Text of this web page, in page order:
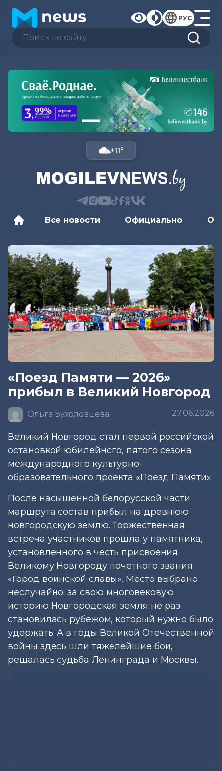
РУС
+11°
Все новости Официально
«Поезд Памяти — 2026»
прибыл в Великий Новгород
Ольга Бухоловцева 27.06.2026
Великий Новгород стал первой российской
остановкой юбилейного, пятого сезона
международного культурно-
образовательного проекта «Поезд Памяти».
После насыщенной белорусской части
маршрута состав прибыл на древнюю
новгородскую землю. Торжественная
встреча участников прошла у памятника,
установленного в честь присвоения
Великому Новгороду почетного звания
«Город воинской славы». Место выбрано
неслучайно: за свою многовековую
историю Новгородская земля не раз
становилась рубежом, который нужно было
удержать. А в годы Великой Отечественной
войны здесь шли тяжелейшие бои,
решалась судьба Ленинграда и Москвы.